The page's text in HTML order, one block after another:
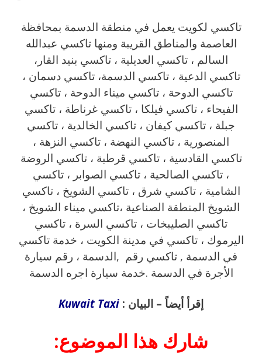
تاكسي لكويت يعمل في منطقة الدسمة بمحافظة
العاصمة والمناطق القريبة ‎ومنها تاكسي عبدالله
السالم ، تاكسي العديلية ، تاكسي بنيد القار،
تاكسي الدعية ، تاكسي الدسمة، تاكسي دسمان ،
تاكسي الدوحة ، تاكسي ميناء الدوحة ، تاكسي
الفيحاء ، تاكسي فيلكا ، تاكسي غرناطة ، تاكسي
جبلة ، تاكسي كيفان ، تاكسي الخالدية ، تاكسي
المنصورية ، تاكسي النهضة ، تاكسي النزهة ،
تاكسي القادسية ، تاكسي قرطبة ، تاكسي الروضة
، تاكسي الصالحية ، تاكسي الصوابر ، تاكسي
الشامية ، تاكسي شرق ، تاكسي الشويخ ، تاكسي
الشويخ المنطقة الصناعية ،تاكسي ميناء الشويخ ،
تاكسي الصليبخات ، تاكسي السرة ، تاكسي
اليرموك ، تاكسي في مدينة الكويت ، خدمة تاكسي
في الدسمة , تاكسي رقم ,الدسمة ، رقم سيارة
الأجرة في الدسمة .خدمة سيارة اجره الدسمة
إقرأ أيضاً – البيان : Kuwait Taxi
شارك هذا الموضوع: